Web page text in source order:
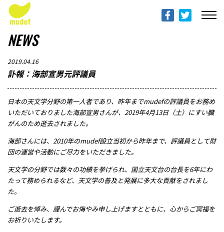
ABOUT mudef（Rhythmedia Foundation）
PROJECTS & ACTITIVIES
プロジェクト
DONATION
寄付のご案内
PROGRESS REPORTS
NEWS
2019.04.16
訃報：海部宣男元評議員
日本の天文学分野の第一人者であり、昨年までmudefの評議員をお務め
いただいておりました海部宣男さんが、2019年4月13日（土）にすい臓
がんのため逝去されました。
海部さんには、2010年のmudef設立当初から昨年まで、評議員として財
団の運営や活動にご尽力をいただきました。
天文学の分野では数々の功績を挙げられ、国立天文台の台長を6年にわ
たって務められるなど、天文学の普及と発展に多大な貢献をされまし
た。
ご逝去を悼み、謹んでお悔やみ申し上げますとともに、心からご冥福を
お祈りいたします。